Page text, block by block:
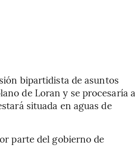
bipartidista de asuntos
de Loran y se procesaría a
situada en aguas de
parte del gobierno de